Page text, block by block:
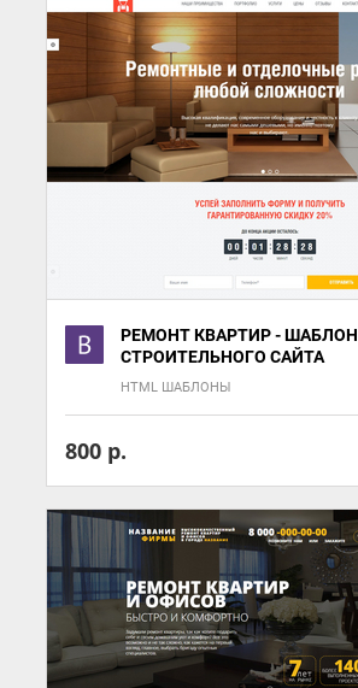
РЕМОНТ КВАРТИР - ШАБЛОН
СТРОИТЕЛЬНОГО САЙТА
HTML ШАБЛОНЫ
800 р.